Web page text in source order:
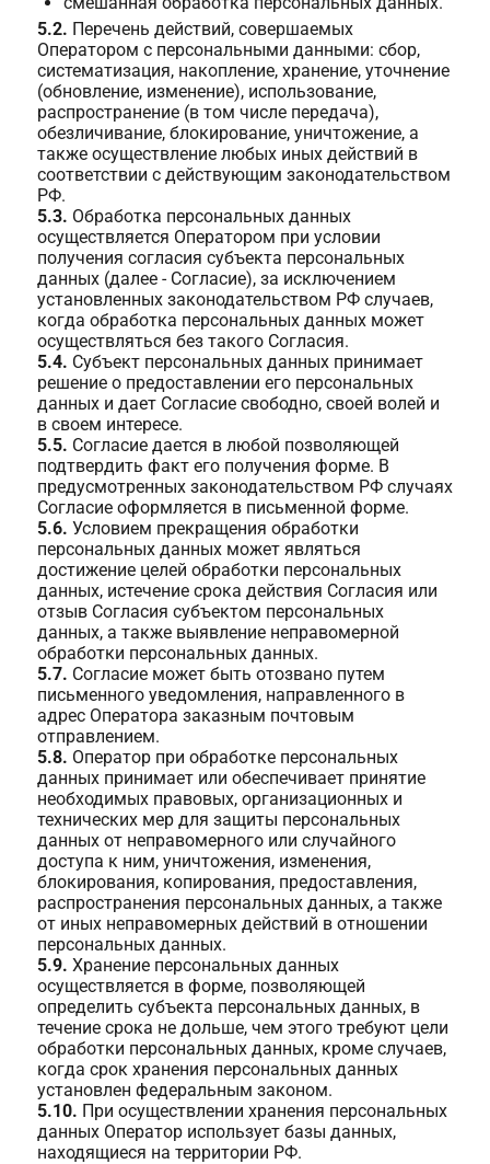
5.2. Перечень действий, совершаемых
Оператором с персональными данными: сбор,
систематизация, накопление, хранение, уточнение
(обновление, изменение), использование,
распространение (в том числе передача),
обезличивание, блокирование, уничтожение, а
также осуществление любых иных действий в
соответствии с действующим законодательством
РФ.
5.3. Обработка персональных данных
осуществляется Оператором при условии
получения согласия субъекта персональных
данных (далее - Согласие), за исключением
установленных законодательством РФ случаев,
когда обработка персональных данных может
осуществляться без такого Согласия.
5.4. Субъект персональных данных принимает
решение о предоставлении его персональных
данных и дает Согласие свободно, своей волей и
в своем интересе.
5.5. Согласие дается в любой позволяющей
подтвердить факт его получения форме. В
предусмотренных законодательством РФ случаях
Согласие оформляется в письменной форме.
5.6. Условием прекращения обработки
персональных данных может являться
достижение целей обработки персональных
данных, истечение срока действия Согласия или
отзыв Согласия субъектом персональных
данных, а также выявление неправомерной
обработки персональных данных.
5.7. Согласие может быть отозвано путем
письменного уведомления, направленного в
адрес Оператора заказным почтовым
отправлением.
5.8. Оператор при обработке персональных
данных принимает или обеспечивает принятие
необходимых правовых, организационных и
технических мер для защиты персональных
данных от неправомерного или случайного
доступа к ним, уничтожения, изменения,
блокирования, копирования, предоставления,
распространения персональных данных, а также
от иных неправомерных действий в отношении
персональных данных.
5.9. Хранение персональных данных
осуществляется в форме, позволяющей
определить субъекта персональных данных, в
течение срока не дольше, чем этого требуют цели
обработки персональных данных, кроме случаев,
когда срок хранения персональных данных
установлен федеральным законом.
5.10. При осуществлении хранения персональных
данных Оператор использует базы данных,
находящиеся на территории РФ.